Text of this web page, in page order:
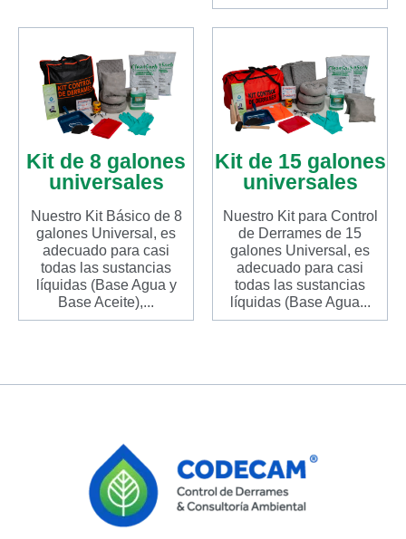
Kit de 8 galones
universales
Nuestro Kit Básico de 8
galones Universal, es
adecuado para casi
todas las sustancias
líquidas (Base Agua y
Base Aceite),...
Kit de 15 galones
universales
Nuestro Kit para Control
de Derrames de 15
galones Universal, es
adecuado para casi
todas las sustancias
líquidas (Base Agua...